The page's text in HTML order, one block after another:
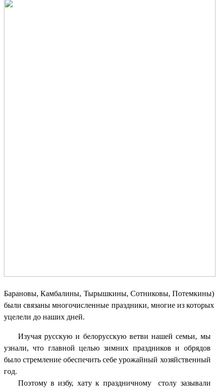
Барановы, Камбалины, Тырышкины, Сотниковы, Потемкины)
были связаны многочисленные праздники, многие из которых
уцелели до наших дней.
Изучая русскую и белорусскую ветви нашей семьи, мы
узнали, что главной целью зимних праздников и обрядов
было стремление обеспечить себе урожайный хозяйственный
год.
Поэтому в избу, хату к праздничному столу зазывали